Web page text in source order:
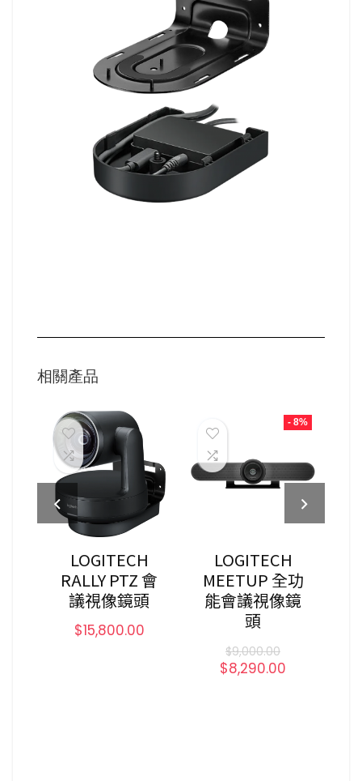
相關產品
LOGITECH
RALLY PTZ 會
議視像鏡頭
$15,800.00
- 8%
LOGITECH
MEETUP 全功
能會議視像鏡
頭
$9,000.00
$8,290.00